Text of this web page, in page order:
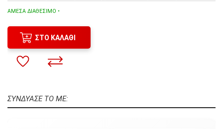
ΆΜΕΣΑ ΔΙΑΘΈΣΙΜΟ •
ΣΤΟ ΚΑΛΆΘΙ
ΣΥΝΔΥΑΣΕ ΤΟ ΜΕ: